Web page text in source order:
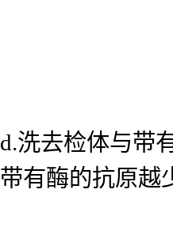
d.洗去检体与带
带有酶的抗原越